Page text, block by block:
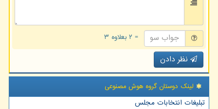
= ۲ بعلاوه ۳
نظر دادن
لینک دوستان گروه هوش مصنوعی
تبلیغات انتخابات مجلس